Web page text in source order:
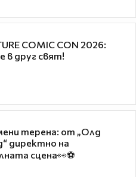
COMIC CON 2026:
в друг свят!
терена: от „Олд
директно на
сцена👀⚽